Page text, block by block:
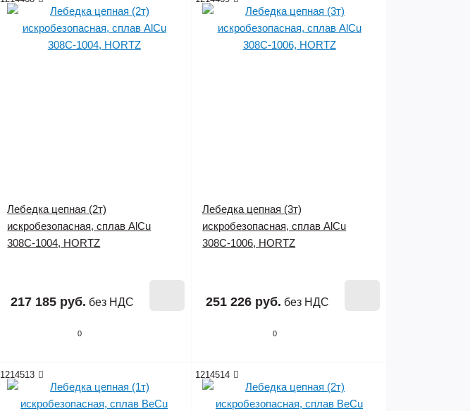
0
Лебедка цепная (2т)
искробезопасная, сплав AlCu
308C-1004, HORTZ
217 185 руб. без НДС
0
Лебедка цепная (3т)
искробезопасная, сплав AlCu
308C-1006, HORTZ
251 226 руб. без НДС
1214513 1214514